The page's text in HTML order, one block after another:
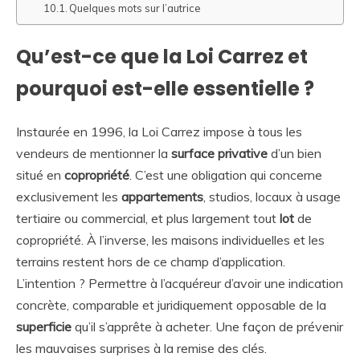
Quelques mots sur l’autrice
Qu’est-ce que la Loi Carrez et
pourquoi est-elle essentielle ?
Instaurée en 1996, la Loi Carrez impose à tous les
vendeurs de mentionner la surface privative d’un bien
situé en copropriété . C’est une obligation qui concerne
exclusivement les appartements , studios, locaux à usage
tertiaire ou commercial, et plus largement tout lot de
copropriété. À l’inverse, les maisons individuelles et les
terrains restent hors de ce champ d’application.
L’intention ? Permettre à l’acquéreur d’avoir une indication
concrète, comparable et juridiquement opposable de la
superficie qu’il s’apprête à acheter. Une façon de prévenir
les mauvaises surprises à la remise des clés.